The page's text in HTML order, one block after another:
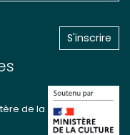
de la